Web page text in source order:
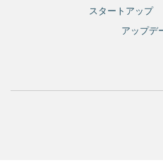
スタートアップ
アップデ